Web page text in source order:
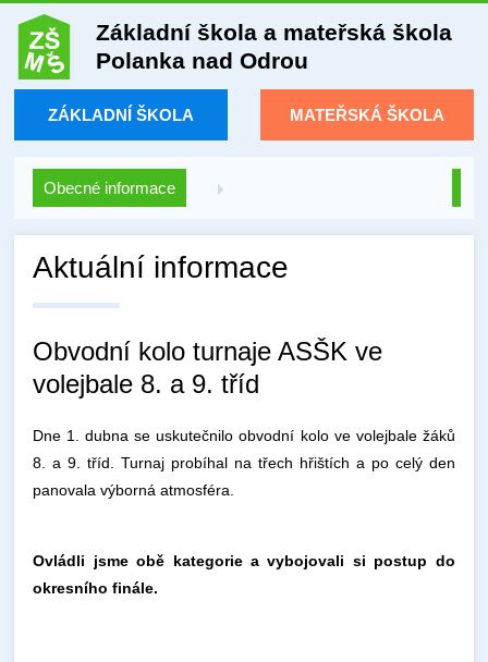
Základní škola a mateřská škola
Polanka nad Odrou
ZÁKLADNÍ ŠKOLA MATEŘSKÁ ŠKOLA
Obecné informace
Aktuální informace
Obvodní kolo turnaje ASŠK ve
volejbale 8. a 9. tříd
Dne 1. dubna se uskutečnilo obvodní kolo ve volejbale žáků
8. a 9. tříd. Turnaj probíhal na třech hřištích a po celý den
panovala výborná atmosféra.
Ovládli jsme obě kategorie a vybojovali si postup do
okresního finále.